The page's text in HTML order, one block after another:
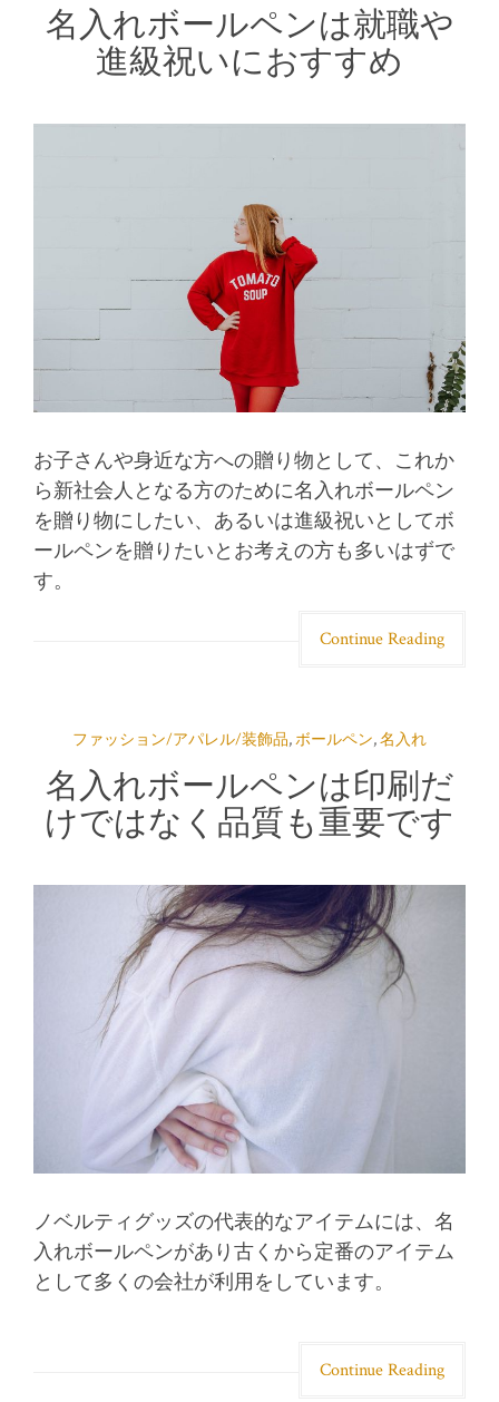
名入れボールペンは就職や
進級祝いにおすすめ
お子さんや身近な方への贈り物として、これか
ら新社会人となる方のために名入れボールペン
を贈り物にしたい、あるいは進級祝いとしてボ
ールペンを贈りたいとお考えの方も多いはずで
す。
Continue Reading
ファッション/アパレル/装飾品,ボールペン,名入れ
名入れボールペンは印刷だ
けではなく品質も重要です
ノベルティグッズの代表的なアイテムには、名
入れボールペンがあり古くから定番のアイテム
として多くの会社が利用をしています。
Continue Reading